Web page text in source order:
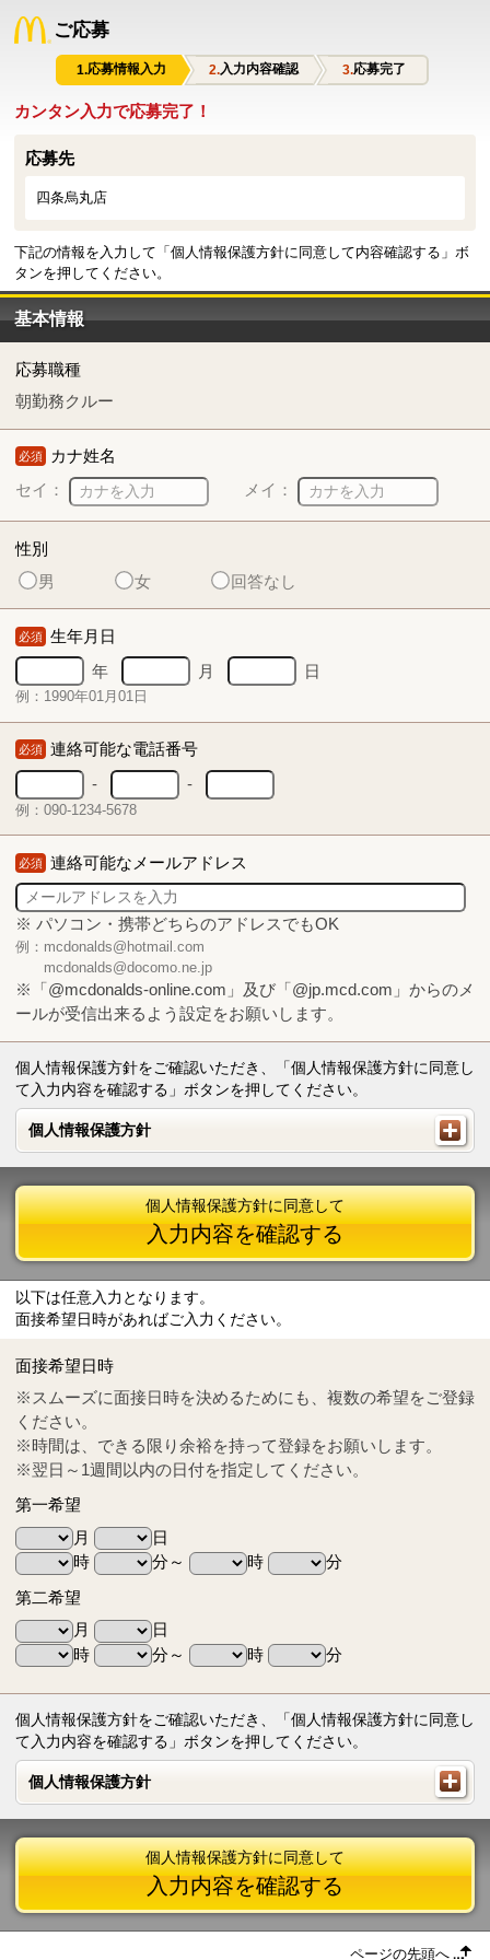
ご応募
応募情報入力 入力内容確認 応募完了
カンタン入力で応募完了！
応募先
四条烏丸店
下記の情報を入力して「個人情報保護方針に同意して内容確認する」ボ
タンを押してください。
基本情報
応募職種
朝勤務クルー
必須 カナ姓名
セイ：
メイ：
性別
男
女 回答なし
必須 生年月日
年
月 日
例：1990年01月01日
必須 連絡可能な電話番号
-
-
例：090-1234-5678
必須 連絡可能なメールアドレス
※ パソコン・携帯どちらのアドレスでもOK
例：mcdonalds@hotmail.com
mcdonalds@docomo.ne.jp
※「@mcdonalds-online.com」及び「@jp.mcd.com」からのメ
ールが受信出来るよう設定をお願いします。
個人情報保護方針をご確認いただき、「個人情報保護方針に同意し
て入力内容を確認する」ボタンを押してください。
個人情報保護方針
個人情報保護方針
Tel
0570-55-0314
個人情報保護方針に同意して
入力内容を確認する
以下は任意入力となります。
面接希望日時があればご入力ください。
面接希望日時
※スムーズに面接日時を決めるためにも、複数の希望をご登録
ください。
※時間は、できる限り余裕を持って登録をお願いします。
※翌日～1週間以内の日付を指定してください。
第一希望
月
日
時
分～ 時
分
第二希望
月
日
時
分～ 時 分
個人情報保護方針をご確認いただき、「個人情報保護方針に同意し
て入力内容を確認する」ボタンを押してください。
個人情報保護方針
個人情報保護方針
個人情報保護方針に同意して
入力内容を確認する
ページの先頭へ